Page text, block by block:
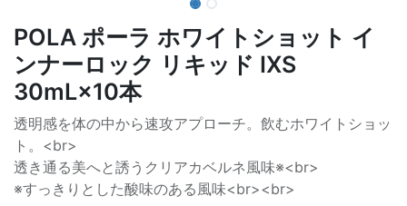
POLA ポーラ ホワイトショット イ
ンナーロック リキッド IXS
30mL×10本
透明感を体の中から速攻アプローチ。飲むホワイトショッ
ト。<br>
透き通る美へと誘うクリアカベルネ風味※<br>
※すっきりとした酸味のある風味<br><br>